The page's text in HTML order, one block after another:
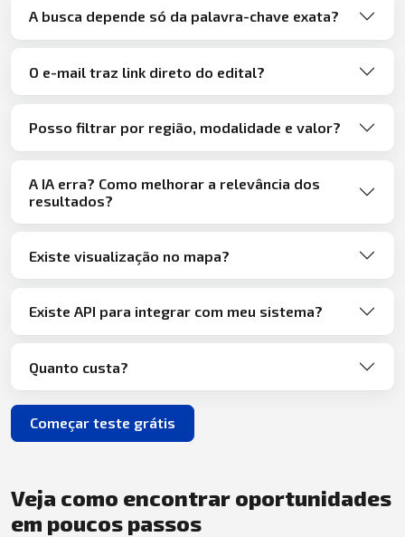
A busca depende só da palavra-chave exata?
O e-mail traz link direto do edital?
Posso filtrar por região, modalidade e valor?
A IA erra? Como melhorar a relevância dos
resultados?
Existe visualização no mapa?
Existe API para integrar com meu sistema?
Quanto custa?
Começar teste grátis
Veja como encontrar oportunidades
em poucos passos